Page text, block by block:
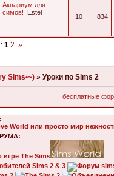
Аквариум для
симов!
Estel
10 834
1 2 »
Sims•~) » Уроки по Sims 2
бесплатные